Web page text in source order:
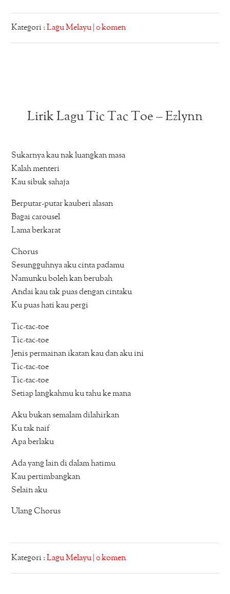
Kategori :Lagu Melayu |0 komen
Lirik Lagu Tic Tac Toe – Ezlynn
Sukarnya kau nak luangkan masa
Kalah menteri
Kau sibuk sahaja
Berputar-putar kauberi alasan
Bagai carousel
Lama berkarat
Chorus
Sesungguhnya aku cinta padamu
Namunku boleh kan berubah
Andai kau tak puas dengan cintaku
Ku puas hati kau pergi
Tic-tac-toe
Tic-tac-toe
Jenis permainan ikatan kau dan aku ini
Tic-tac-toe
Tic-tac-toe
Setiap langkahmu ku tahu ke mana
Aku bukan semalam dilahirkan
Ku tak naif
Apa berlaku
Ada yang lain di dalam hatimu
Kau pertimbangkan
Selain aku
Ulang Chorus
Kategori :Lagu Melayu |0 komen